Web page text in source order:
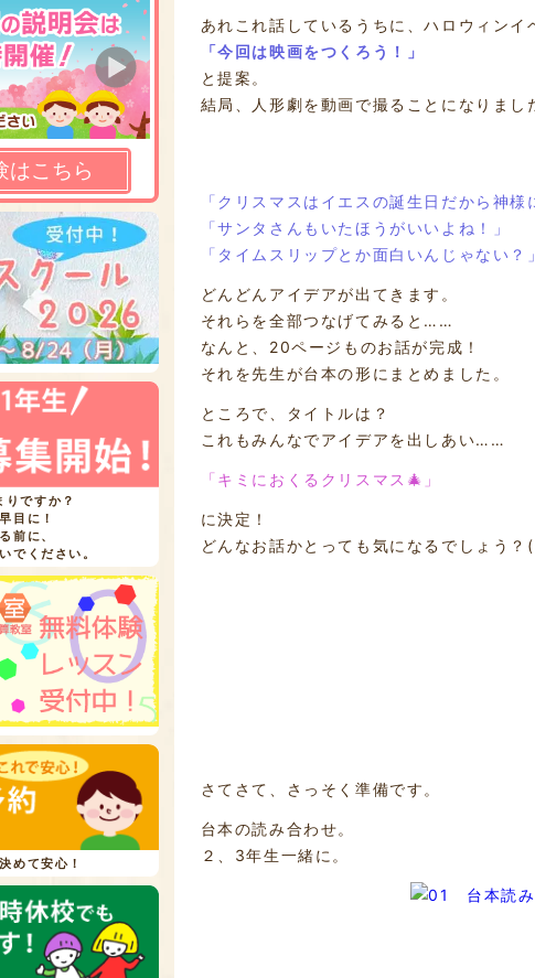
あれこれ話しているうちに、ハロウィンイ
「今回は映画をつくろう！」
と提案。
結局、人形劇を動画で撮ることになりまし
「クリスマスはイエスの誕生日だから神様
「サンタさんもいたほうがいいよね！」
「タイムスリップとか面白いんじゃない？」
どんどんアイデアが出てきます。
それらを全部つなげてみると……
なんと、20ページものお話が完成！
それを先生が台本の形にまとめました。
ところで、タイトルは？
これもみんなでアイデアを出しあい……
「キミにおくるクリスマス🎄」
に決定！
どんなお話かとっても気になるでしょう
さてさて、さっそく準備です。
台本の読み合わせ。
２、3年生一緒に。
はこちら
りですか？
目に！
前に、
でください。
めて安心！